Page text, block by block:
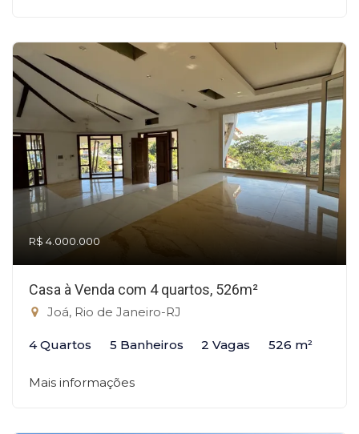
R$ 4.000.000
Casa à Venda com 4 quartos, 526m²
Joá, Rio de Janeiro-RJ
4 Quartos 5 Banheiros 2 Vagas 526 m²
Mais informações